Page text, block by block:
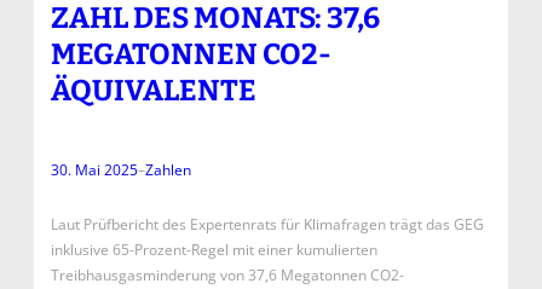
ZAHL DES MONATS: 37,6
MEGATONNEN CO2-
ÄQUIVALENTE
30. Mai 2025–Zahlen
Laut Prüfbericht des Expertenrats für Klimafragen trägt das GEG
inklusive 65-Prozent-Regel mit einer kumulierten
Treibhausgasminderung von 37,6 Megatonnen CO2-